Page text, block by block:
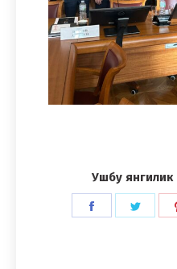
Ушбу
Share
Share